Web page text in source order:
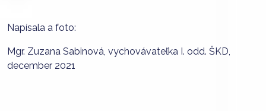
Napísala a foto:
Mgr. Zuzana Sabinová, vychovávateľka I. odd. ŠKD,
december 2021